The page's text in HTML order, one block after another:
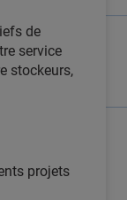
de
service
stockeurs,
projets